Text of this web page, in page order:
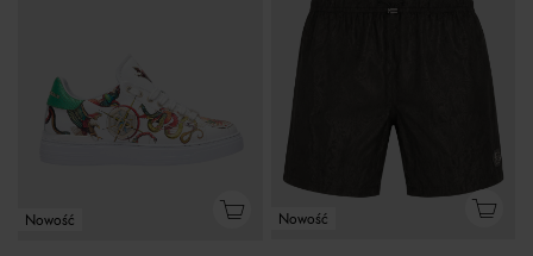
Nowość Nowość